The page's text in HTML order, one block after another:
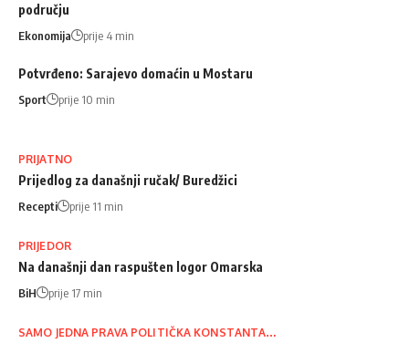
području
Ekonomija prije 4 min
Potvrđeno: Sarajevo domaćin u Mostaru
Sport prije 10 min
PRIJATNO
Prijedlog za današnji ručak/ Buredžici
Recepti prije 11 min
PRIJEDOR
Na današnji dan raspušten logor Omarska
BiH prije 17 min
SAMO JEDNA PRAVA POLITIČKA KONSTANTA…